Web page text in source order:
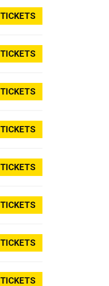
TICKETS
TICKETS
TICKETS
TICKETS
TICKETS
TICKETS
TICKETS
TICKETS